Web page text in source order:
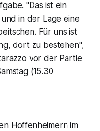
"Das ist ein
in der Lage eine
Für uns ist
dort zu bestehen",
vor der Partie
(15.30
Hoffenheimern im